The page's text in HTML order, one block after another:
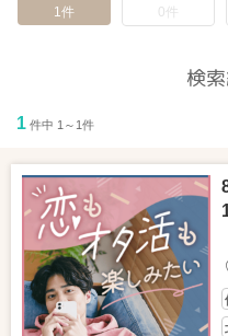
1件
0件
検
1 件中 1～1件